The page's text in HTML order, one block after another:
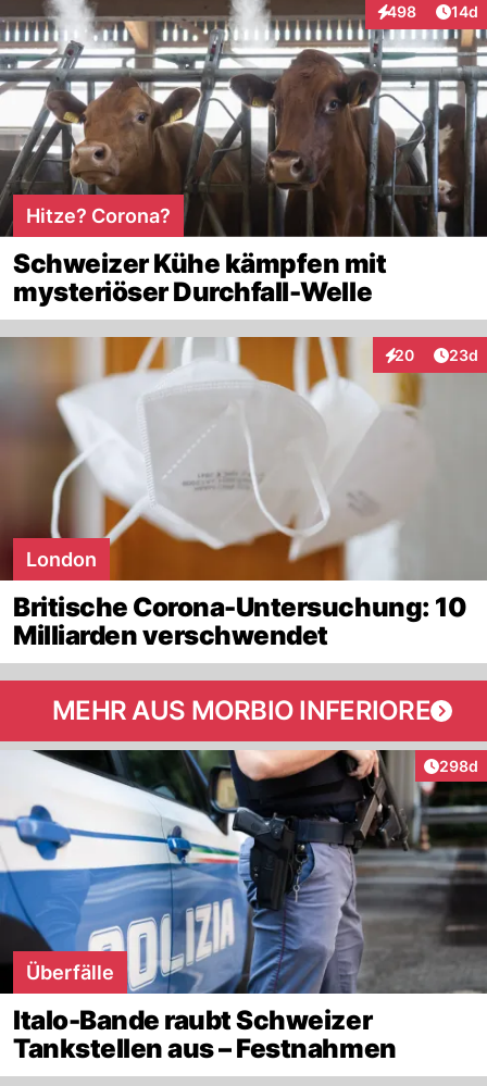
498
Interaktionen
14d
Hitze? Corona?
Schweizer Kühe kämpfen mit
mysteriöser Durchfall-Welle
20
Interaktionen
23d
London
Britische Corona-Untersuchung: 10
Milliarden verschwendet
MEHR AUS MORBIO INFERIORE
298d
Überfälle
Italo-Bande raubt Schweizer
Tankstellen aus – Festnahmen